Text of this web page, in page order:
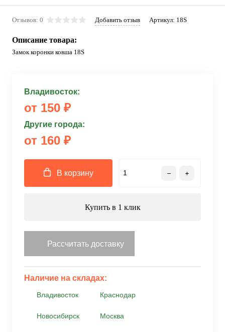
Отзывов: 0 Добавить отзыв Артикул: 18S
Описание товара:
Замок коронки ковша 18S
Владивосток:
от 150 ₽
Другие города:
от 160 ₽
В корзину
Купить в 1 клик
Рассчитать доставку
Наличие на складах:
Владивосток Краснодар
Новосибирск Москва